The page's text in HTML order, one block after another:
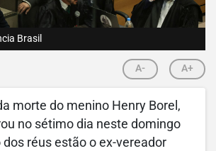
Brasil
A- A+
morte do menino Henry Borel,
no sétimo dia neste domingo
dos réus estão o ex-vereador